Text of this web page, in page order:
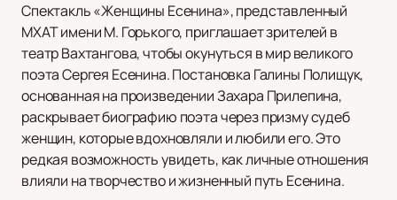
Спектакль «Женщины Есенина», представленный
МХАТ имени М. Горького, приглашает зрителей в
театр Вахтангова, чтобы окунуться в мир великого
поэта Сергея Есенина. Постановка Галины Полищук,
основанная на произведении Захара Прилепина,
раскрывает биографию поэта через призму судеб
женщин, которые вдохновляли и любили его. Это
редкая возможность увидеть, как личные отношения
влияли на творчество и жизненный путь Есенина.